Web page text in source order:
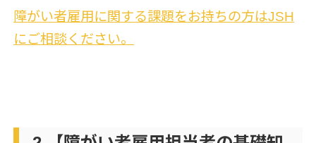
障がい者雇用に関する課題をお持ちの方はJSH
にご相談ください。